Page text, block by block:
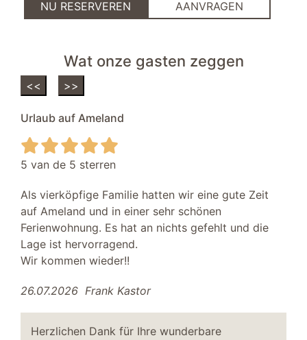
NU RESERVEREN AANVRAGEN
Wat onze gasten zeggen
<<
Urlaub auf Ameland
5 van de 5 sterren
Als vierköpfige Familie hatten wir eine gute Zeit
auf Ameland und in einer sehr schönen
Ferienwohnung. Es hat an nichts gefehlt und die
Lage ist hervorragend.
Wir kommen wieder!!
26.07.2026 Frank Kastor
Herzlichen Dank für Ihre wunderbare
>>